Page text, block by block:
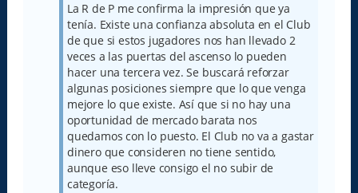
La R de P me confirma la impresión que ya
tenía. Existe una confianza absoluta en el Club
de que si estos jugadores nos han llevado 2
veces a las puertas del ascenso lo pueden
hacer una tercera vez. Se buscará reforzar
algunas posiciones siempre que lo que venga
mejore lo que existe. Así que si no hay una
oportunidad de mercado barata nos
quedamos con lo puesto. El Club no va a gastar
dinero que consideren no tiene sentido,
aunque eso lleve consigo el no subir de
categoría.